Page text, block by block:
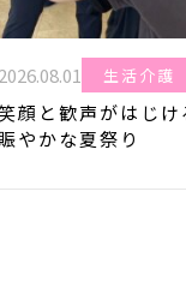
2026.08.01 生活介護
顔と歓声がはじ
賑やかな夏祭り